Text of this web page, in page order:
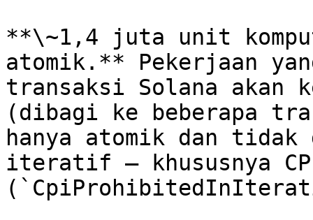
**\~1,4 juta unit
atomik.** Pekerjaan
transaksi Solana
(dibagi ke beberapa
hanya atomik dan
iteratif — khususnya